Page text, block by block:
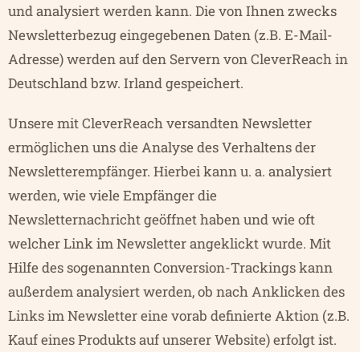
und analysiert werden kann. Die von Ihnen zwecks
Newsletterbezug eingegebenen Daten (z.B. E-Mail-
Adresse) werden auf den Servern von CleverReach in
Deutschland bzw. Irland gespeichert.
Unsere mit CleverReach versandten Newsletter
ermöglichen uns die Analyse des Verhaltens der
Newsletterempfänger. Hierbei kann u. a. analysiert
werden, wie viele Empfänger die
Newsletternachricht geöffnet haben und wie oft
welcher Link im Newsletter angeklickt wurde. Mit
Hilfe des sogenannten Conversion-Trackings kann
außerdem analysiert werden, ob nach Anklicken des
Links im Newsletter eine vorab definierte Aktion (z.B.
Kauf eines Produkts auf unserer Website) erfolgt ist.